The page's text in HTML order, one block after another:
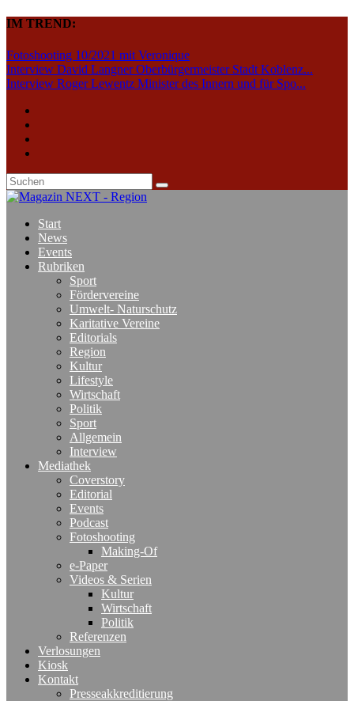
IM TREND:
Fotoshooting 10/2021 mit Veronique
Interview David Langner Oberbürgermeister Stadt Koblenz...
Interview Roger Lewentz Minister des Innern und für Spo...
Start
News
Events
Rubriken
Sport
Fördervereine
Umwelt- Naturschutz
Karitative Vereine
Editorials
Region
Kultur
Lifestyle
Wirtschaft
Politik
Sport
Allgemein
Interview
Mediathek
Coverstory
Editorial
Events
Podcast
Fotoshooting
Making-Of
e-Paper
Videos & Serien
Kultur
Wirtschaft
Politik
Referenzen
Verlosungen
Kiosk
Kontakt
Presseakkreditierung